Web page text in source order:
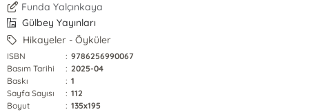
Funda Yalçınkaya
Gülbey Yayınları
Hikayeler - Öyküler
ISBN : 9786256990067
Basım Tarihi
: 2025-04
Baskı
: 1
Sayfa Sayısı
: 112
Boyut
: 135x195